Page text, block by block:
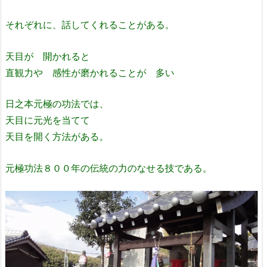
それぞれに、話してくれることがある。
天目が 開かれると
直観力や 感性が磨かれることが 多い
日之本元極の功法では、
天目に元光を当てて
天目を開く方法がある。
元極功法８００年の伝統の力のなせる技である。